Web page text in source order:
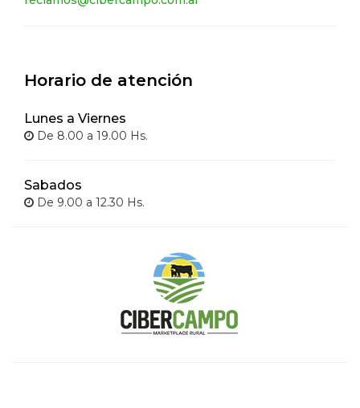
Horario de atención
Lunes a Viernes
De 8.00 a 19.00 Hs.
Sabados
De 9.00 a 12.30 Hs.